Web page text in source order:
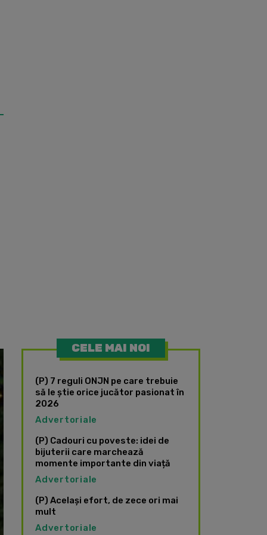
CELE MAI NOI
(P) 7 reguli ONJN pe care trebuie
să le știe orice jucător pasionat în
2026
Advertoriale
(P) Cadouri cu poveste: idei de
bijuterii care marchează
momente importante din viață
Advertoriale
(P) Același efort, de zece ori mai
mult
Advertoriale